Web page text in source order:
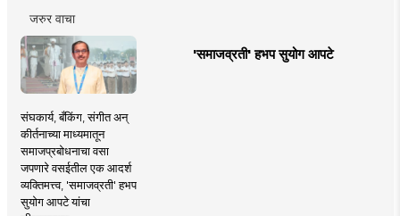
जरुर वाचा
'समाजव्रती' हभप सुयोग आपटे
संघकार्य, बँकिंग, संगीत अन्
कीर्तनाच्या माध्यमातून
समाजप्रबोधनाचा वसा
जपणारे वसईतील एक आदर्श
व्यक्तिमत्त्व, 'समाजव्रती' हभप
सुयोग आपटे यांचा